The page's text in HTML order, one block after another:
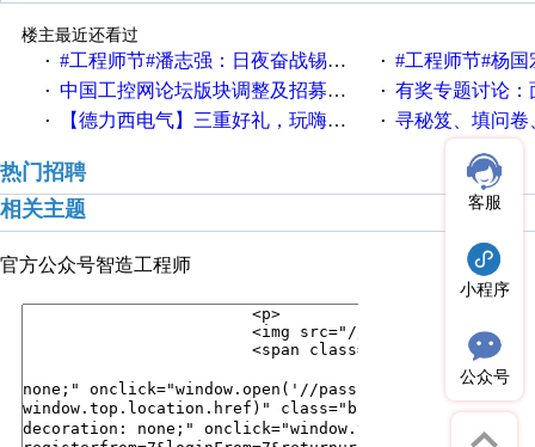
楼主最近还看过
· #工程师节#潘志强：日夜奋战锡矿山地区砷碱渣无害化处理工程改造现场 · #工程师节#杨国宏：谈
· 中国工控网论坛版块调整及招募版主公告 · 有奖专题讨论：面对低压变
· 【德力西电气】三重好礼，玩嗨夏日！ · 寻秘笈、填问卷
热门招聘
相关主题
官方公众号智造工程师
客服
小程序
公众号